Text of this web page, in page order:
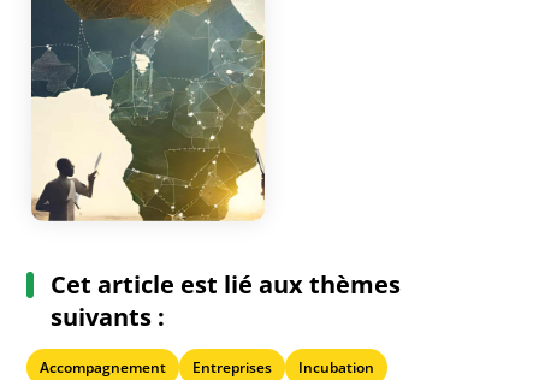
Cet article est lié aux thèmes
suivants :
Accompagnement Entreprises
Incubation